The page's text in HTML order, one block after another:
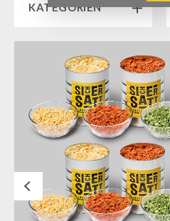
EN
KATEGORIEN
RAMPENVERKAUF % % %
SICHERSATT PREMIUM
Notvorrat-Pakete
Fertiggerichte
Komplettlösungen
NR-72
Ergänzungs-Pakete
Next